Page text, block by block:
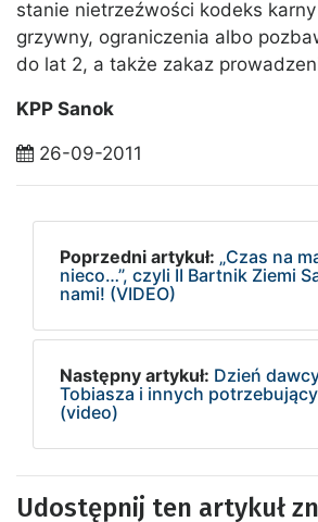
stanie nietrzeźwości kodeks
grzywny, ograniczenia albo
do lat 2, a także zakaz
KPP Sanok
26-09-2011
Poprzedni artykuł: „Czas na
nieco…”, czyli II Bartnik Ziemi
nami! (VIDEO)
Następny artykuł: Dzień
Tobiasza i innych
(video)
Udostępnij ten artykuł